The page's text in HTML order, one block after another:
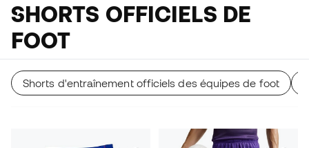
SHORTS OFFICIELS DE
FOOT
Shorts d'entraînement officiels des équipes de foot